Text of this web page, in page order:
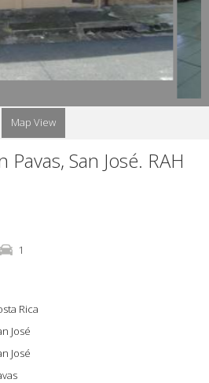
Map View
San José. RAH
1
Rica
José
José